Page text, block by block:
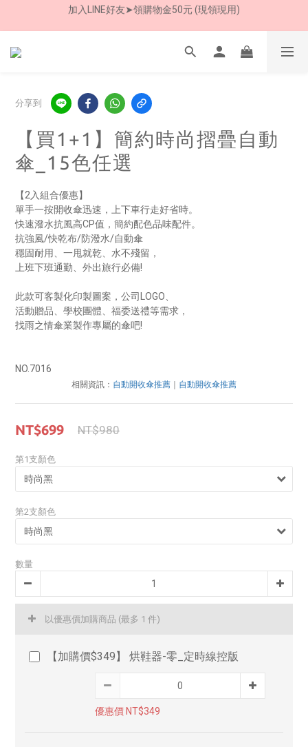
加入LINE好友➤領購物金50元 (現領現用)
7/30-8/24 全館買就送 雨傘收納袋(乙個)
加入LINE好友➤領購物金50元 (現領現用)
分享到
【買1+1】簡約時尚摺疊自動
傘_15色任選
【2入組合優惠】
單手一按開收傘迅速，上下車行走好省時。
快速潑水抗風高CP值，簡約配色品味配件。
抗強風/快乾布/防潑水/自動傘
穩固耐用、一甩就乾、水不殘留，
上班下班通勤、外出旅行必備!
此款可客製化印製圖案，公司LOGO、
活動贈品、學校團體、福委送禮等需求，
找雨之情傘業製作專屬的傘吧!
NO.7016
相關資訊： 自動開收傘推薦 自動開收傘推薦
NT$699 NT$980
第1支顏色
第2支顏色
數量
以優惠價加購商品 (最多 1 件)
【加購價$349】 烘鞋器-零_定時線控版
優惠價 NT$349